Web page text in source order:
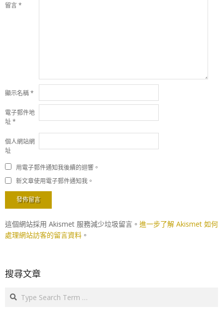
留言*
顯示名稱*
電子郵件地
址*
個人網站網
址
用電子郵件通知我後續的迴響。
新文章使用電子郵件通知我。
這個網站採用 Akismet 服務減少垃圾留言。 進一步了解 Akismet 如何
處理網站訪客的留言資料 。
搜尋文章
Search